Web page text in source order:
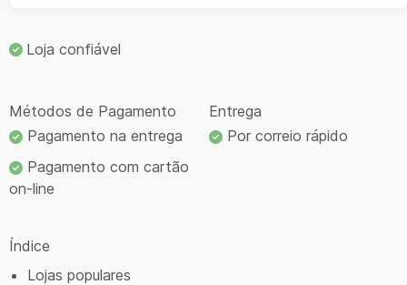
Loja confiável
Métodos de Pagamento
Pagamento na entrega
Pagamento com cartão
on-line
Entrega
Por correio rápido
Índice
Lojas populares